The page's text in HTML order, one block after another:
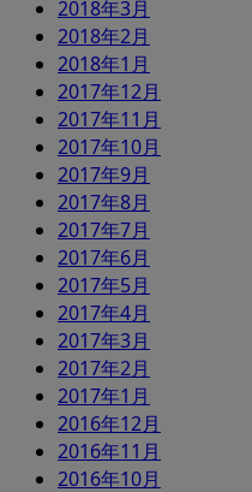
2018年3月
2018年2月
2018年1月
2017年12月
2017年11月
2017年10月
2017年9月
2017年8月
2017年7月
2017年6月
2017年5月
2017年4月
2017年3月
2017年2月
2017年1月
2016年12月
2016年11月
2016年10月